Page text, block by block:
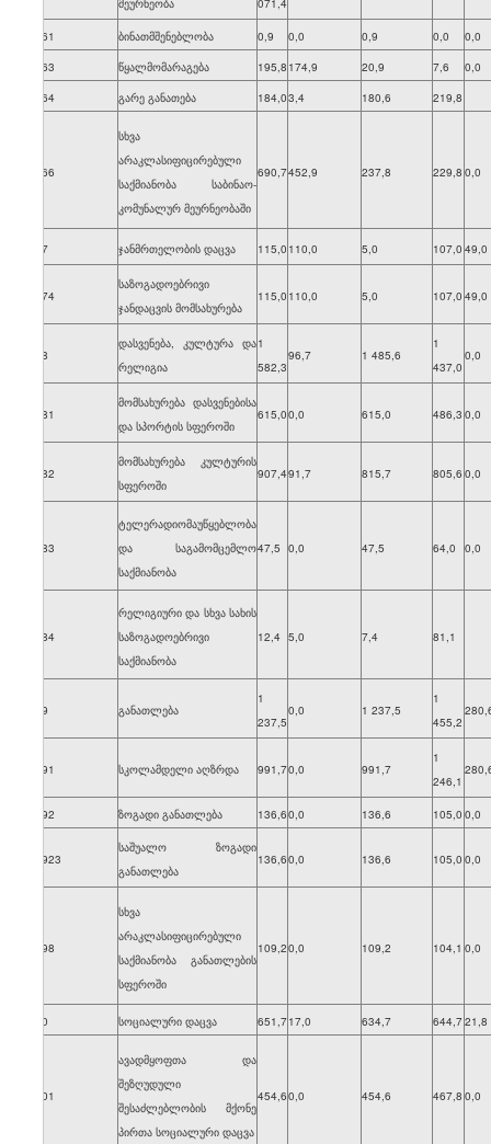
მეურნეობა
071,4
7061 ბინათმშენებლობა 0,9 0,0 0,9 0,0
0,0
7063
წყალმომარაგება 195,8 174,9 20,9 7,6
0,0
7064
გარე განათება 184,03,4 180,6 219,8
7066
სხვა
არაკლასიფიცირებული
საქმიანობა საბინაო-
კომუნალურ მეურნეობაში
690,7452,9 237,8 229,8 0,0
707 ჯანმრთელობის დაცვა 115,0 110,0 5,0 107,0 49,0
7074
საზოგადოებრივი
ჯანდაცვის მომსახურება
115,0 110,0 5,0 107,0 49,0
708
დასვენება, კულტურა და
რელიგია
1
582,3
96,7 1 485,6
1
437,0
0,0
7081
მომსახურება დასვენებისა
და სპორტის სფეროში
615,00,0 615,0 486,3 0,0
7082
მომსახურება კულტურის
სფეროში
907,491,7 815,7 805,6 0,0
7083
ტელერადიომაუწყებლობა
და საგამომცემლო
საქმიანობა
47,5 0,0 47,5 64,0 0,0
7084
რელიგიური და სხვა სახის
საზოგადოებრივი
საქმიანობა
12,4 5,0 7,4 81,1
709 განათლება
1
237,5
0,0 1 237,5
1
455,2
7091 სკოლამდელი აღზრდა 991,70,0 991,7
1
246,1
7092 ზოგადი განათლება 136,60,0 136,6 105,0 0,0
70923
საშუალო ზოგადი
განათლება
136,60,0 136,6 105,0 0,0
7098
სხვა
არაკლასიფიცირებული
საქმიანობა განათლების
სფეროში
109,20,0 109,2 104,1 0,0
710 სოციალური დაცვა 651,717,0 634,7 644,721,8
7101
ავადმყოფთა და
შეზღუდული
შესაძლებლობის მქონე
პირთა სოციალური დაცვა
454,60,0 454,6 467,8 0,0